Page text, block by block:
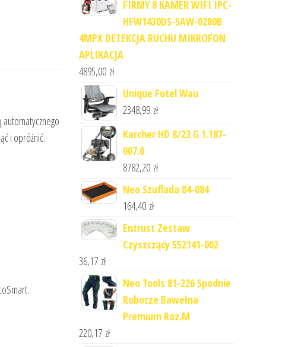
i opróżnić.
FIRMY 8 KAMER WIFI IPC-
HFW1430DS-SAW-0280B
4MPX DETEKCJA RUCHU MIKROFON
APLIKACJA
4895,00 zł
Unique Fotel Wau
2348,99 zł
Karcher HD 8/23 G 1.187-
007.0
8782,20 zł
Neo Szuflada 84-084
164,40 zł
Entrust Zestaw
Czyszczący 552141-002
36,17 zł
Neo Tools 81-226 Spodnie
Robocze Bawełna
Premium Roz.M
220,17 zł